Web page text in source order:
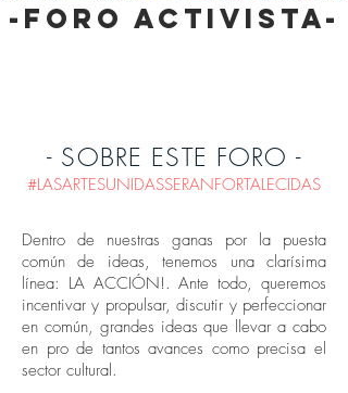
-foro activista-
- SOBRE ESTE FORO -
#LASARTESUNIDASSERANFORTALECIDAS
Dentro de nuestras ganas por la puesta
común de ideas, tenemos una clarísima
línea: LA ACCIÓN!. Ante todo, queremos
incentivar y propulsar, discutir y perfeccionar
en común, grandes ideas que llevar a cabo
en pro de tantos avances como precisa el
sector cultural.